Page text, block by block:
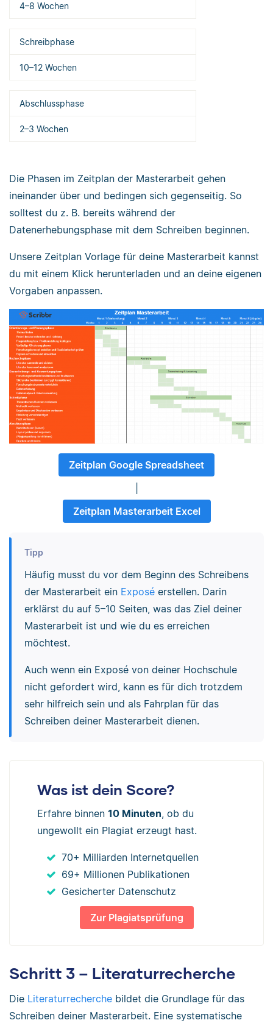
4–8 Wochen
Schreibphase
10–12 Wochen
Abschlussphase
2–3 Wochen
Die Phasen im Zeitplan der Masterarbeit gehen
ineinander über und bedingen sich gegenseitig. So
solltest du z. B. bereits während der
Datenerhebungsphase mit dem Schreiben beginnen.
Unsere Zeitplan Vorlage für deine Masterarbeit kannst
du mit einem Klick herunterladen und an deine eigenen
Vorgaben anpassen.
Zeitplan Google Spreadsheet
Zeitplan Masterarbeit Excel
Tipp
Häufig musst du vor dem Beginn des Schreibens
der Masterarbeit ein Exposéerstellen. Darin
erklärst du auf 5–10 Seiten, was das Ziel deiner
Masterarbeit ist und wie du es erreichen
möchtest.
Auch wenn ein Exposé von deiner Hochschule
nicht gefordert wird, kann es für dich trotzdem
sehr hilfreich sein und als Fahrplan für das
Schreiben deiner Masterarbeit dienen.
Was ist dein Score?
Erfahre binnen 10 Minuten , ob du
ungewollt ein Plagiat erzeugt hast.
70+ Milliarden Internetquellen
69+ Millionen Publikationen
Gesicherter Datenschutz
Zur Plagiatsprüfung
Schritt 3 – Literaturrecherche
Die Literaturrecherche bildet die Grundlage für das
Schreiben deiner Masterarbeit. Eine systematische